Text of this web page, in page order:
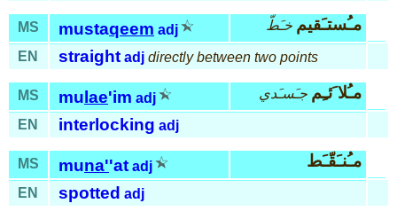
MS mustaqeem adj مـُستـَقيم خـَطّ
EN straight adj directly between two points
MS mu lae'im adj مـُلا َئـِم جـَسـَدي
EN interlocking adj
MS muna''at adj مـُنـَقّـَط
EN spotted adj